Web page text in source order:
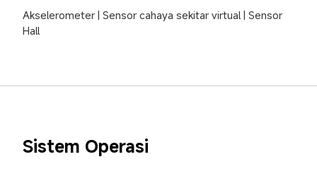
Akselerometer | Sensor cahaya sekitar virtual | Sensor
Hall
Sistem Operasi